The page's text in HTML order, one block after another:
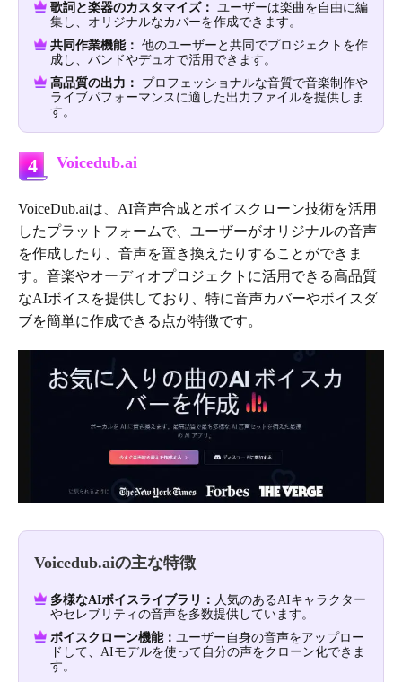
歌詞と楽器のカスタマイズ： ユーザーは楽曲を自由に編
集し、オリジナルなカバーを作成できます。
共同作業機能： 他のユーザーと共同でプロジェクトを作
成し、バンドやデュオで活用できます。
高品質の出力：
プロフェッショナルな音質で音楽制作や
ライブパフォーマンスに適した出力ファイルを提供しま
す。
4 Voicedub.ai
VoiceDub.aiは、AI音声合成とボイスクローン技術を活用
したプラットフォームで、ユーザーがオリジナルの音声
を作成したり、音声を置き換えたりすることができま
す。音楽やオーディオプロジェクトに活用できる高品質
なAIボイスを提供しており、特に音声カバーやボイスダ
ブを簡単に作成できる点が特徴です。
Voicedub.aiの主な特徴
多様なAIボイスライブラリ： 人気のあるAIキャラクター
やセレブリティの音声を多数提供しています。
ボイスクローン機能： ユーザー自身の音声をアップロー
ドして、AIモデルを使って自分の声をクローン化できま
す。